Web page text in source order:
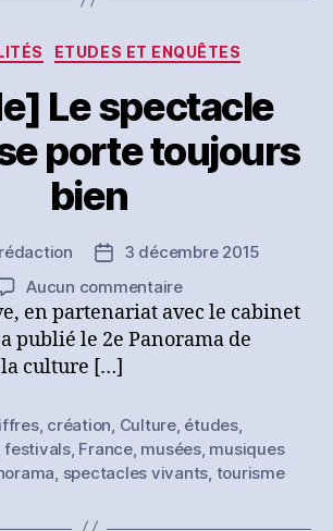
Catégories
ETUDES ET ENQUÊTES
Le spectacle
porte toujours
bien
Date
l’article
3 décembre 2015
Aucun commentairesur
[Etude]
Le
porte
toujours
bien
en partenariat avec le cabinet
publié le 2e Panorama de
la culture […]
, création Culture, études,
festivals, France, musées, musiques
spectacles vivants tourisme